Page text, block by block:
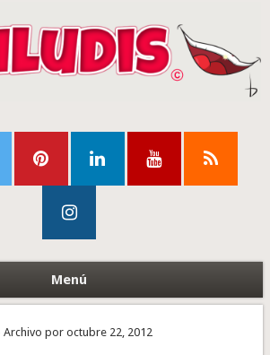
Menú
Archivo por octubre 22, 2012